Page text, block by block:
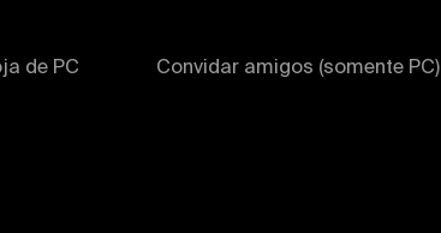
de PC Convidar amigos (somente PC)